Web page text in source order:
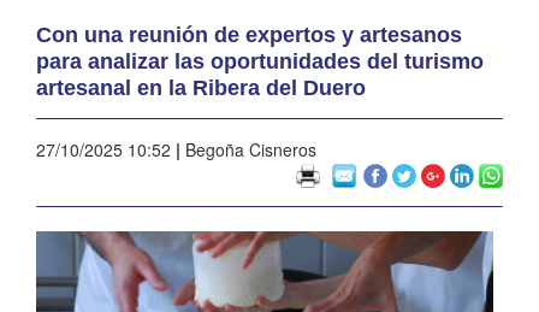
Con una reunión de expertos y artesanos
para analizar las oportunidades del turismo
artesanal en la Ribera del Duero
27/10/2025 10:52 | Begoña Cisneros